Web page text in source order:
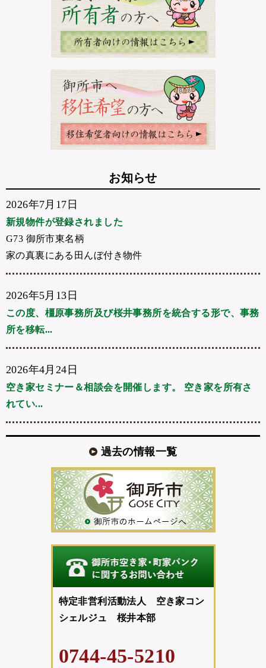
お知らせ
2026年7月17日
新規物件が登録されました
G73 御所市東名柄
家の真裏にある田んぼ付き物件
2026年5月13日
この度、橿原事務所及び桜井事務所を統合する形で、事務
所を移転...
2026年4月24日
空き家セミナー＆相談会を開催します。 空き家を所有さ
れてい...
過去の情報一覧
特定非営利活動法人 空き家コン
シェルジュ 桜井本部
0744-45-5210